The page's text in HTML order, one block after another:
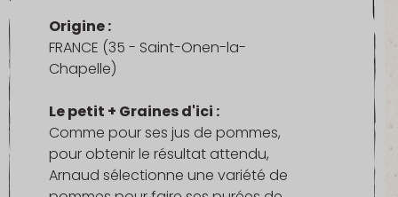
Origine :
FRANCE (35 - Saint-Onen-la-
Chapelle)
Le petit + Graines d'ici :
Comme pour ses jus de pommes,
pour obtenir le résultat attendu,
Arnaud sélectionne une variété de